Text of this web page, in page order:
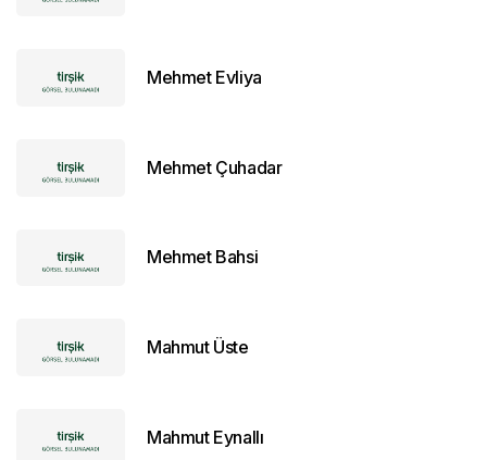
Mehmet Evliya
Mehmet Çuhadar
Mehmet Bahsi
Mahmut Üste
Mahmut Eynallı